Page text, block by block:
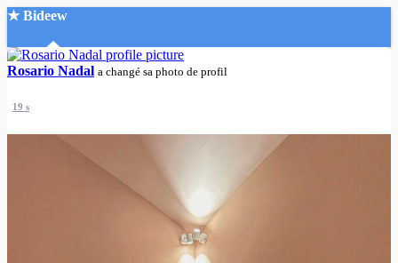
★ Bideew
Accueil
Recherche Avancée
Rosario Nadal a changé sa photo de profil
19 s